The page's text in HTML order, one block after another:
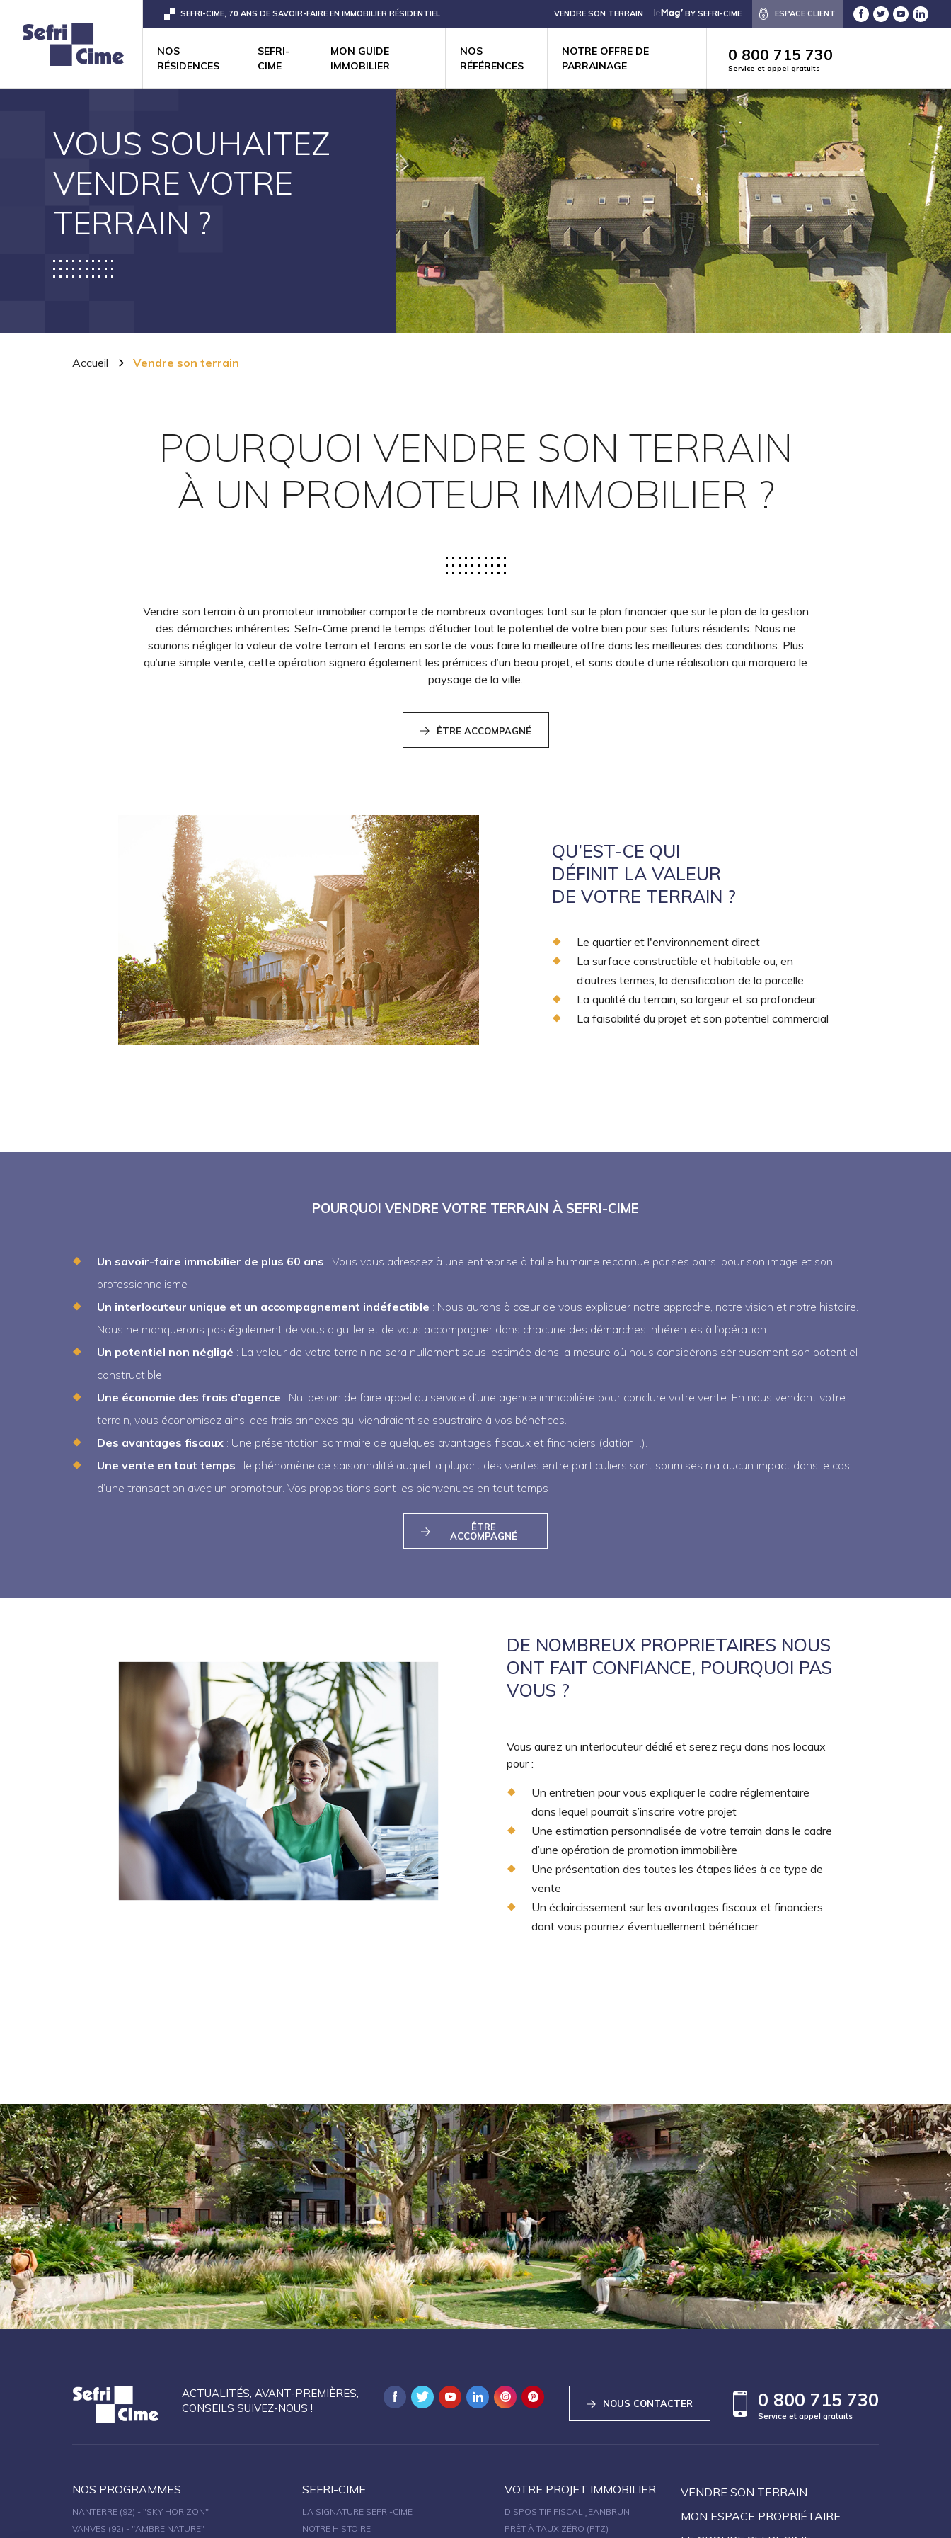
SEFRI-CIME, 70 ANS DE SAVOIR-FAIRE EN IMMOBILIER RÉSIDENTIEL VENDRE SON TERRAIN BY SEFRI-CIME ESPACE CLIENT
NOS
RÉSIDENCES
SEFRI-
CIME
MON GUIDE
IMMOBILIER
NOS
RÉFÉRENCES
NOTRE OFFRE DE
PARRAINAGE
0 800 715 730
Service et appel gratuits
VOUS SOUHAITEZ
VENDRE VOTRE
TERRAIN ?
Accueil Vendre son terrain
POURQUOI VENDRE SON TERRAIN
À UN PROMOTEUR IMMOBILIER ?
Vendre son terrain à un promoteur immobilier comporte de nombreux avantages tant sur le plan financier que sur le plan de la gestion
des démarches inhérentes. Sefri-Cime prend le temps d’étudier tout le potentiel de votre bien pour ses futurs résidents. Nous ne
saurions négliger la valeur de votre terrain et ferons en sorte de vous faire la meilleure offre dans les meilleures des conditions. Plus
qu’une simple vente, cette opération signera également les prémices d’un beau projet, et sans doute d’une réalisation qui marquera le
paysage de la ville.
ÊTRE ACCOMPAGNÉ
QU’EST-CE QUI
DÉFINIT LA VALEUR
DE VOTRE TERRAIN ?
Le quartier et l'environnement direct
La surface constructible et habitable ou, en
d’autres termes, la densification de la parcelle
La qualité du terrain, sa largeur et sa profondeur
La faisabilité du projet et son potentiel commercial
POURQUOI VENDRE VOTRE TERRAIN À SEFRI-CIME
Un savoir-faire immobilier de plus 60 ans : Vous vous adressez à une entreprise à taille humaine reconnue par ses pairs, pour son image et son
professionnalisme
Un interlocuteur unique et un accompagnement indéfectible : Nous aurons à cœur de vous expliquer notre approche, notre vision et notre histoire.
Nous ne manquerons pas également de vous aiguiller et de vous accompagner dans chacune des démarches inhérentes à l’opération.
Un potentiel non négligé : La valeur de votre terrain ne sera nullement sous-estimée dans la mesure où nous considérons sérieusement son potentiel
constructible.
Une économie des frais d’agence : Nul besoin de faire appel au service d’une agence immobilière pour conclure votre vente. En nous vendant votre
terrain, vous économisez ainsi des frais annexes qui viendraient se soustraire à vos bénéfices.
Des avantages fiscaux : Une présentation sommaire de quelques avantages fiscaux et financiers (dation…).
Une vente en tout temps : le phénomène de saisonnalité auquel la plupart des ventes entre particuliers sont soumises n’a aucun impact dans le cas
d’une transaction avec un promoteur. Vos propositions sont les bienvenues en tout temps
ÊTRE
ACCOMPAGNÉ
DE NOMBREUX PROPRIETAIRES NOUS
ONT FAIT CONFIANCE, POURQUOI PAS
VOUS ?
Vous aurez un interlocuteur dédié et serez reçu dans nos locaux
pour :
Un entretien pour vous expliquer le cadre réglementaire
dans lequel pourrait s’inscrire votre projet
Une estimation personnalisée de votre terrain dans le cadre
d’une opération de promotion immobilière
Une présentation des toutes les étapes liées à ce type de
vente
Un éclaircissement sur les avantages fiscaux et financiers
dont vous pourriez éventuellement bénéficier
ACTUALITÉS, AVANT-PREMIÈRES,
CONSEILS SUIVEZ-NOUS !
NOUS CONTACTER 0 800 715 730
Service et appel gratuits
NOS PROGRAMMES
NANTERRE (92) - "SKY HORIZON"
VANVES (92) - "AMBRE NATURE"
SEFRI-CIME
LA SIGNATURE SEFRI-CIME
NOTRE HISTOIRE
VOTRE PROJET IMMOBILIER
DISPOSITIF FISCAL JEANBRUN
PRÊT À TAUX ZÉRO (PTZ)
VENDRE SON TERRAIN
MON ESPACE PROPRIÉTAIRE